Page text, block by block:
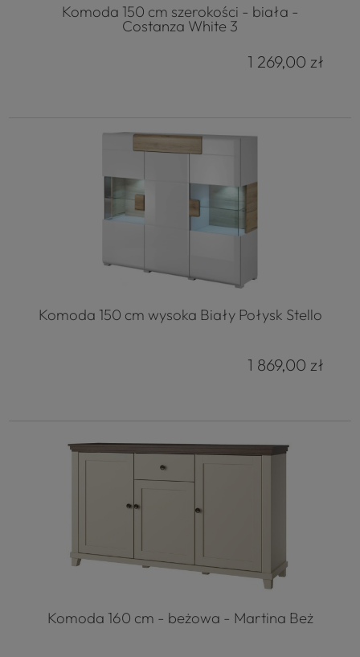
Komoda 150 cm szerokości - biała -
Costanza White 3
1 269,00 zł
Komoda 150 cm wysoka Biały Połysk Stello
1 869,00 zł
Komoda 160 cm - beżowa - Martina Beż